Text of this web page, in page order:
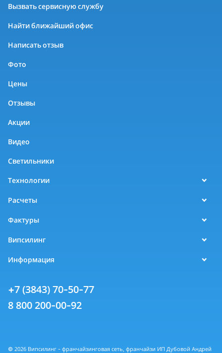
Вызвать сервисную службу
Найти ближайший офис
Написать отзыв
Фото
Цены
Отзывы
Акции
Видео
Светильники
Технологии
Расчеты
Фактуры
Випсилинг
Информация
+7 (3843) 70-50-77
8 800 200-00-92
© 2026 Випсилинг - франчайзинговая сеть, франчайзи ИП Дубовой Андрей